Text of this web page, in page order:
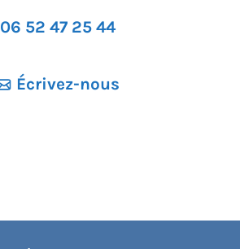
06 52 47 25 44
Écrivez-nous